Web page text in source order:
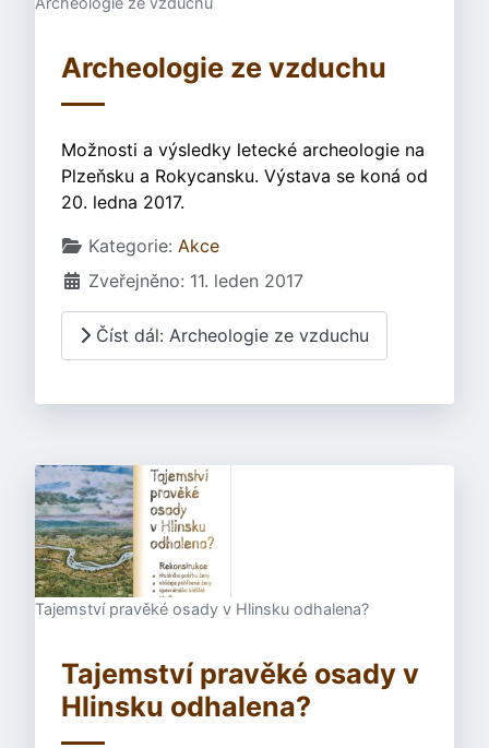
Archeologie ze vzduchu
Možnosti a výsledky letecké archeologie na
Plzeňsku a Rokycansku. Výstava se koná od
20. ledna 2017.
Základní údaje
Kategorie: Akce
Zveřejněno: 11. leden 2017
Číst dál: Archeologie ze vzduchu
Tajemství pravěké osady v Hlinsku odhalena?
Tajemství pravěké osady v
Hlinsku odhalena?